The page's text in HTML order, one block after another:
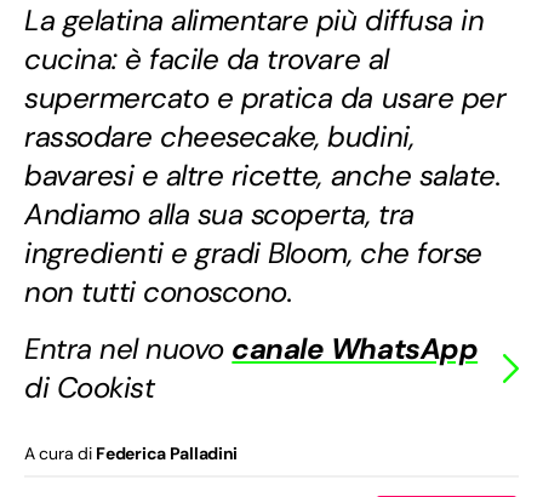
La gelatina alimentare più diffusa in
cucina: è facile da trovare al
supermercato e pratica da usare per
rassodare cheesecake, budini,
bavaresi e altre ricette, anche salate.
Andiamo alla sua scoperta, tra
ingredienti e gradi Bloom, che forse
non tutti conoscono.
Entra nel nuovo canale WhatsApp
di Cookist
A cura di Federica Palladini